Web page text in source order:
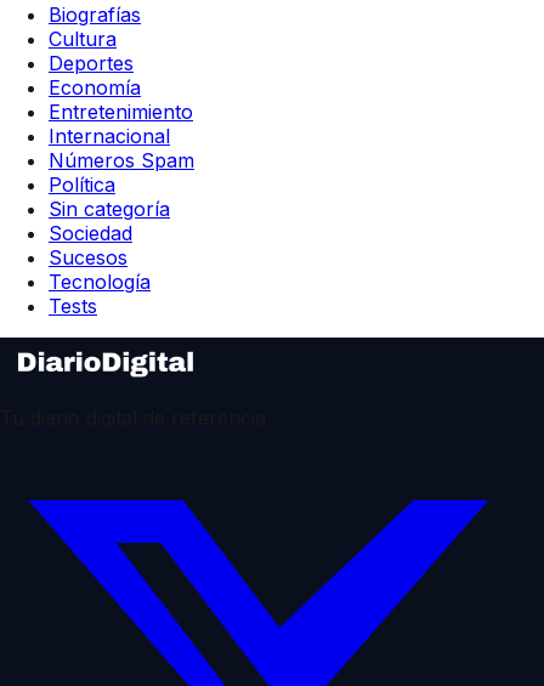
Biografías
Cultura
Deportes
Economía
Entretenimiento
Internacional
Números Spam
Política
Sin categoría
Sociedad
Sucesos
Tecnología
Tests